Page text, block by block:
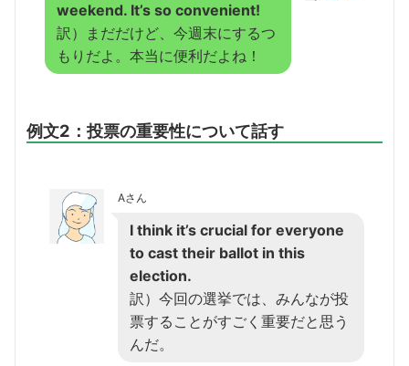
weekend. It’s so convenient!
訳）まだだけど、今週末にするつ
もりだよ。本当に便利だよね！
例文2：投票の重要性について話す
Aさん
I think it’s crucial for everyone
to cast their ballot in this
election.
訳）今回の選挙では、みんなが投
票することがすごく重要だと思う
んだ。